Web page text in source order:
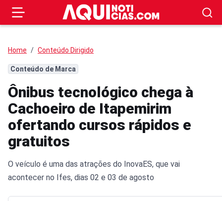
Home Conteúdo Dirigido
Conteúdo de Marca
Ônibus tecnológico chega à
Cachoeiro de Itapemirim
ofertando cursos rápidos e
gratuitos
O veículo é uma das atrações do InovaES, que vai
acontecer no Ifes, dias 02 e 03 de agosto